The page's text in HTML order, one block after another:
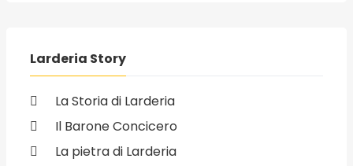
Larderia Story
La Storia di Larderia
Il Barone Concicero
La pietra di Larderia